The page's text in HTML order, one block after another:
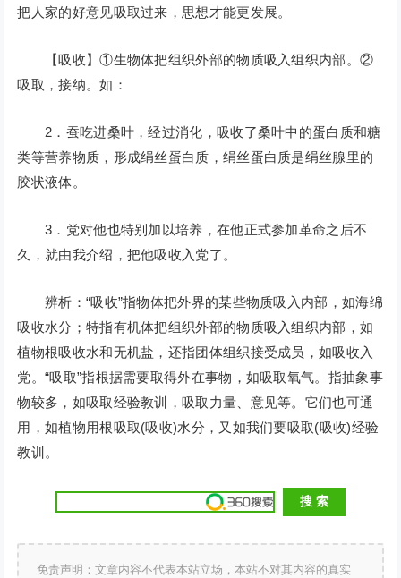
把人家的好意见吸取过来，思想才能更发展。
【吸收】①生物体把组织外部的物质吸入组织内部。②
吸取，接纳。如：
2．蚕吃进桑叶，经过消化，吸收了桑叶中的蛋白质和糖
类等营养物质，形成绢丝蛋白质，绢丝蛋白质是绢丝腺里的
胶状液体。
3．党对他也特别加以培养，在他正式参加革命之后不
久，就由我介绍，把他吸收入党了。
辨析：“吸收”指物体把外界的某些物质吸入内部，如海绵
吸收水分；特指有机体把组织外部的物质吸入组织内部，如
植物根吸收水和无机盐，还指团体组织接受成员，如吸收入
党。“吸取”指根据需要取得外在事物，如吸取氧气。指抽象事
物较多，如吸取经验教训，吸取力量、意见等。它们也可通
用，如植物用根吸取(吸收)水分，又如我们要吸取(吸收)经验
教训。
免责声明：文章内容不代表本站立场，本站不对其内容的真实